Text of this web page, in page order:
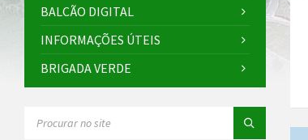
BALCÃO DIGITAL
INFORMAÇÕES ÚTEIS
BRIGADA VERDE